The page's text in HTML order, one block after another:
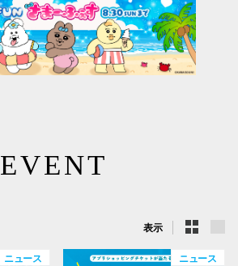
EVENT
表示
ニュース ニュース